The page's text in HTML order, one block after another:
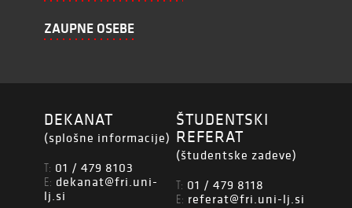
ZAUPNE OSEBE
DEKANAT
(splošne informacije)
T: 01 / 479 8103
E: dekanat@fri.uni-
lj.si
ŠTUDENTSKI
REFERAT
(študentske zadeve)
T: 01 / 479 8118
E: referat@fri.uni-lj.si